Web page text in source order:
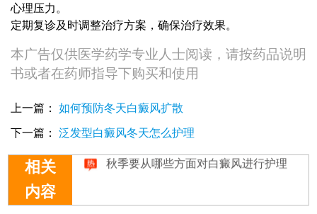
心理压力。
定期复诊及时调整治疗方案，确保治疗效果。
本广告仅供医学药学专业人士阅读，请按药品说明
书或者在药师指导下购买和使用
上一篇： 如何预防冬天白癜风扩散
下一篇： 泛发型白癜风冬天怎么护理
相关
内容